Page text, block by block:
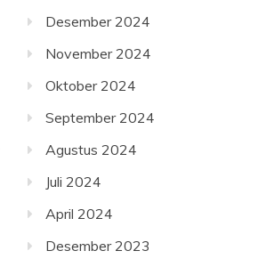
Desember 2024
November 2024
Oktober 2024
September 2024
Agustus 2024
Juli 2024
April 2024
Desember 2023